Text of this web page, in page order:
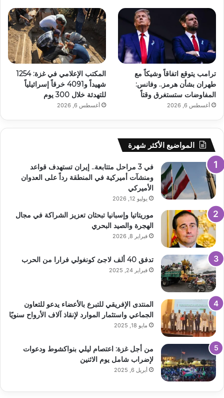
ترامب يتوقع اتفاقاً وشيكاً مع
طهران بشأن هرمز.. وفانس:
المفاوضات ستستغرق وقتاً
أغسطس 6, 2026
المكتب الإعلامي في غزة: 1254
شهيداً و4091 خرقاً إسرائيلياً
للتهدئة خلال 300 يوم
أغسطس 6, 2026
المواضيع الأكثر شهرة
في 3 مراحل متتابعة.. إيران تستهدف قواعد
ومنشآت أميركية في المنطقة رداً على العدوان
الأميركي
يوليو 12, 2026
موريتاتيا وإسبانيا تبحثان تعزيز الشراكة في مجال
الهجرة والصيد البحري
فبراير 8, 2026
تدفق 40 ألف لاجئ كونغولي فرارا من الحرب
فبراير 24, 2025
المنتدى الإفريقي للتبرع بالأعضاء يدعو للتعاون
الجماعي واستثمار الموارد لإنقاذ آلاف الأرواح سنويًا
مايو 18, 2025
من أجل غزة: اعتصام ليلي بنواكشوط ودعوات
لإضراب شامل يوم الاثنين
أبريل 6, 2025